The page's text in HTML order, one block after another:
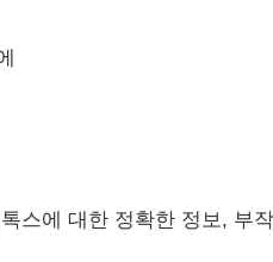
스에 대한 정확한 정보, 부